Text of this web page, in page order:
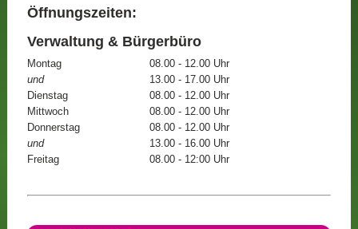
Öffnungszeiten:
Verwaltung & Bürgerbüro
Montag
08.00 - 12.00 Uhr
und
13.00 - 17.00 Uhr
Dienstag
08.00 - 12.00 Uhr
Mittwoch
08.00 - 12.00 Uhr
Donnerstag
08.00 - 12.00 Uhr
und
13.00 - 16.00 Uhr
Freitag
08.00 - 12:00 Uhr